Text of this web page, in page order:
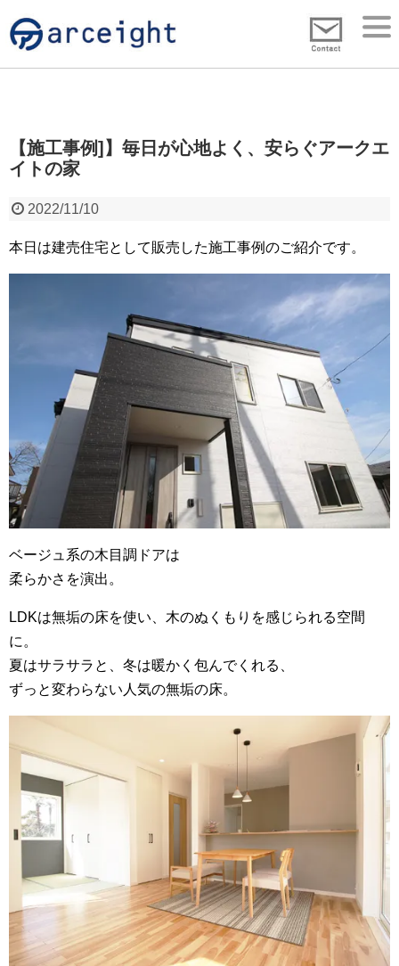
【施工事例]】毎日が心地よく、安らぐアークエ
イトの家
2022/11/10
本日は建売住宅として販売した施工事例のご紹介です。
ベージュ系の木目調ドアは
柔らかさを演出。
LDKは無垢の床を使い、木のぬくもりを感じられる空間
に。
夏はサラサラと、冬は暖かく包んでくれる、
ずっと変わらない人気の無垢の床。